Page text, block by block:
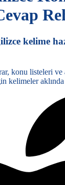
kelime
konu listeleri
kelimeler aklında